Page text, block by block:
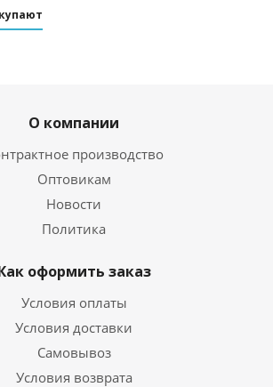
О компании
производство
Оптовикам
Новости
Политика
оформить заказ
Условия оплаты
Условия доставки
Самовывоз
Условия возврата